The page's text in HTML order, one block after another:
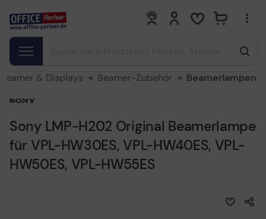
0 0
Beamer & Displays Beamer-Zubehör Beamerlampen
Sony LMP-H202 Original Beamerlampe
für VPL-HW30ES, VPL-HW40ES, VPL-
HW50ES, VPL-HW55ES